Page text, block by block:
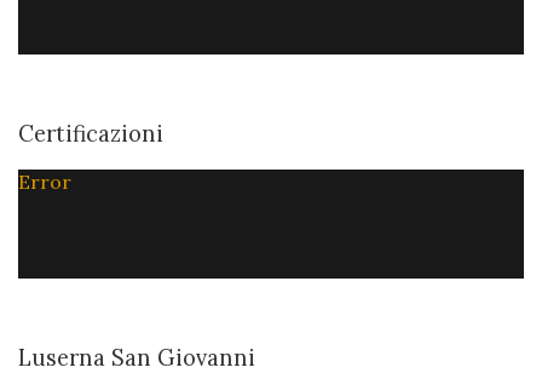
Certificazioni
Error
Luserna San Giovanni